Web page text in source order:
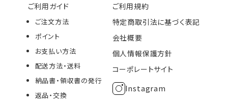
ご利用ガイド
ご注文方法
ポイント
お支払い方法
配送方法・送料
納品書・領収書の発行
返品・交換
ご利用規約
特定商取引法に基づく表記
会社概要
個人情報保護方針
コーポレートサイト
Instagram